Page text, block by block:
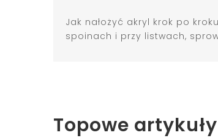
Jak nałożyć akryl krok po
spoinach i przy listwach,
Topowe artykuły